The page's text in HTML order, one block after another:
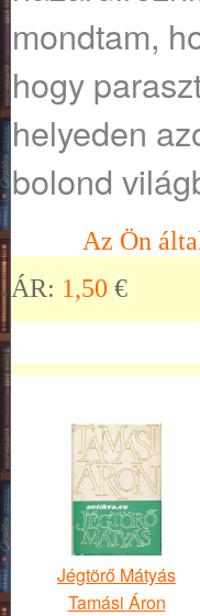
mondtam,
hogy
helyeden
bolond
Az Ön
ÁR: 1,50 €
Jégtörő Mátyás
Tamási Áron